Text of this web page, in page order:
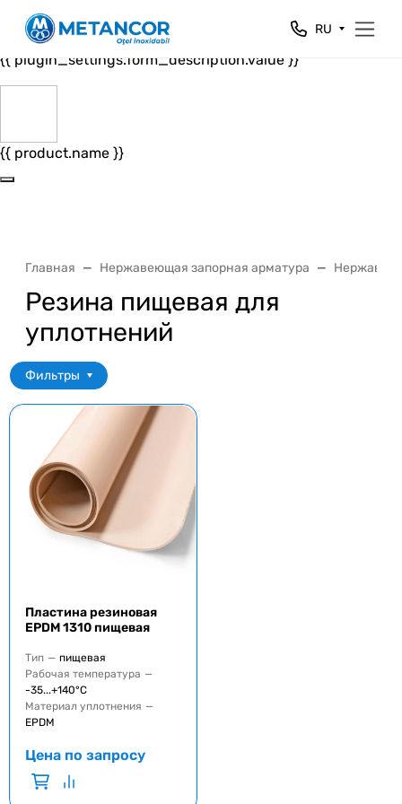
Close
{{ plugin_settings.form_header.value }}
{{ plugin_settings.form_description.value }}
{{ product.name }}
RU
Главная Нержавеющая запорная арматура
Резина пищевая для
уплотнений
Фильтры
Пластина резиновая
EPDM 1310 пищевая
Тип — пищевая
Рабочая температура —
-35...+140°C
Материал уплотнения —
EPDM
Цена по запросу